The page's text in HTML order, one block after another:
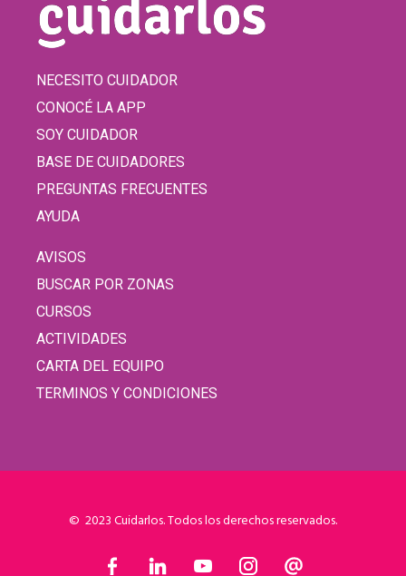
NECESITO CUIDADOR
CONOCÉ LA APP
SOY CUIDADOR
BASE DE CUIDADORES
PREGUNTAS FRECUENTES
AYUDA
AVISOS
BUSCAR POR ZONAS
CURSOS
ACTIVIDADES
CARTA DEL EQUIPO
TERMINOS Y CONDICIONES
© 2023 Cuidarlos. Todos los derechos reservados.